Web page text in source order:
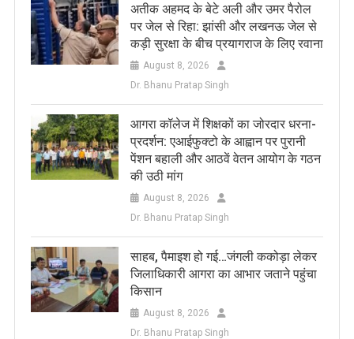
अतीक अहमद के बेटे अली और उमर पैरोल
पर जेल से रिहा: झांसी और लखनऊ जेल से
कड़ी सुरक्षा के बीच प्रयागराज के लिए रवाना
August 8, 2026
Dr. Bhanu Pratap Singh
आगरा कॉलेज में शिक्षकों का जोरदार धरना-
प्रदर्शन: एआईफुक्टो के आह्वान पर पुरानी
पेंशन बहाली और आठवें वेतन आयोग के गठन
की उठी मांग
August 8, 2026
Dr. Bhanu Pratap Singh
साहब, पैमाइश हो गई…जंगली ककोड़ा लेकर
जिलाधिकारी आगरा का आभार जताने पहुंचा
किसान
August 8, 2026
Dr. Bhanu Pratap Singh